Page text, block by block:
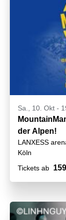
Sa., 10. Okt -
der Alpen!
LANXESS
Köln
Tickets ab